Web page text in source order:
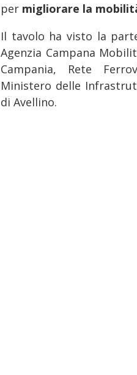
per migliorare la
Il tavolo ha visto la
Agenzia Campana
Campania, Rete
Ministero delle
di Avellino.